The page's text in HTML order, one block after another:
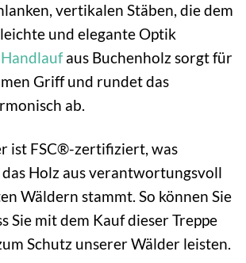
vertikalen Stäben, die dem
und elegante Optik
Handlaufaus Buchenholz sorgt für
Griff und rundet das
ab.
ist FSC®-zertifiziert, was
das Holz aus verantwortungsvoll
Wäldern stammt. So können Sie
Sie mit dem Kauf dieser Treppe
Schutz unserer Wälder leisten.